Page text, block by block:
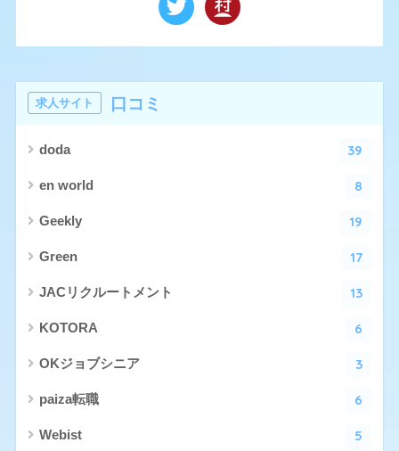
求人サイト 口コミ
doda 39
en world 8
Geekly 19
Green 17
JACリクルートメント 13
KOTORA 6
OKジョブシニア 3
paiza転職 6
Webist 5